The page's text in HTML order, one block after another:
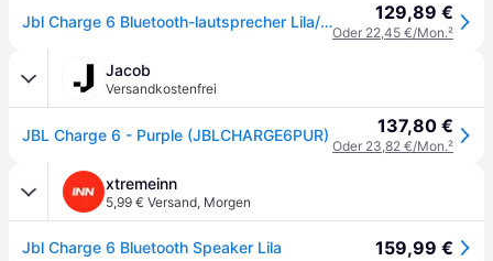
Jbl Charge 6 Bluetooth-lautsprecher Lila/purple - Neu & Ovp 129,89 €
Oder 22,45 €/Mon.²
Jacob
Versandkostenfrei
JBL Charge 6 - Purple (JBLCHARGE6PUR) 137,80 €
Oder 23,82 €/Mon.²
xtremeinn
5,99 € Versand, Morgen
Jbl Charge 6 Bluetooth Speaker Lila 159,99 €